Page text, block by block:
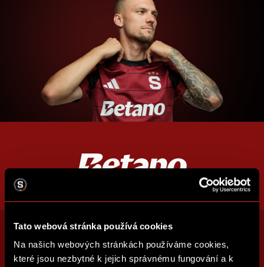
Tato webová stránka používá cookies
Na našich webových stránkách používáme cookies,
které jsou nezbytné k jejich správnému fungování a k